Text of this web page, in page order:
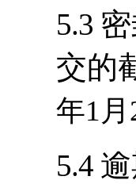
5.3
交的
年1月
5.4